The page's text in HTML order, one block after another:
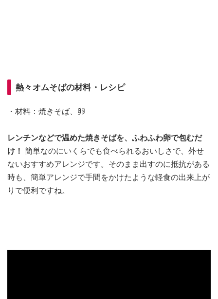
熱々オムそばの材料・レシピ
・材料：焼きそば、卵
レンチンなどで温めた焼きそばを、ふわふわ卵で包むだ
け！ 簡単なのにいくらでも食べられるおいしさで、外せ
ないおすすめアレンジです。そのまま出すのに抵抗がある
時も、簡単アレンジで手間をかけたような軽食の出来上が
りで便利ですね。